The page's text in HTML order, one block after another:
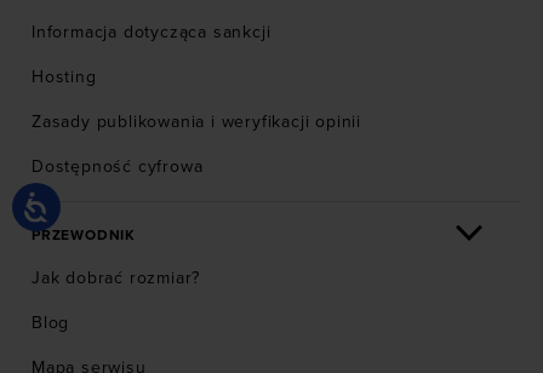
Informacja dotycząca sankcji
Hosting
Zasady publikowania i weryfikacji opinii
Dostępność cyfrowa
PRZEWODNIK
Jak dobrać rozmiar?
Blog
Mapa serwisu